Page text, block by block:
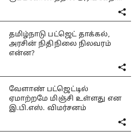
தமிழ்நாடு பட்ஜெட் தாக்கல்,
அரசின் நிதிநிலை நிலவரம்
என்ன?
வேளாண் பட்ஜெட்டில்
ஏமாற்றமே மிஞ்சி உள்ளது என
இ.பி.எஸ். விமர்சனம்